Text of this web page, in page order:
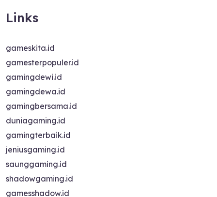
Links
gameskita.id
gamesterpopuler.id
gamingdewi.id
gamingdewa.id
gamingbersama.id
duniagaming.id
gamingterbaik.id
jeniusgaming.id
saunggaming.id
shadowgaming.id
gamesshadow.id